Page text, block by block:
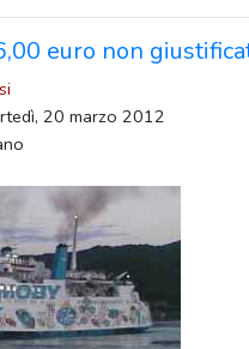
euro non
20 marzo 2012